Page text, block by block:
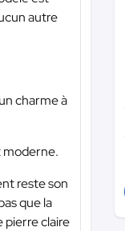
autre
charme à
moderne.
reste son
que la
pierre claire